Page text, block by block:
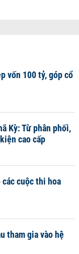
vốn 100 tỷ, góp cổ
Kỳ: Từ phân phối,
cao cấp
cuộc thi hoa
tham gia vào hệ